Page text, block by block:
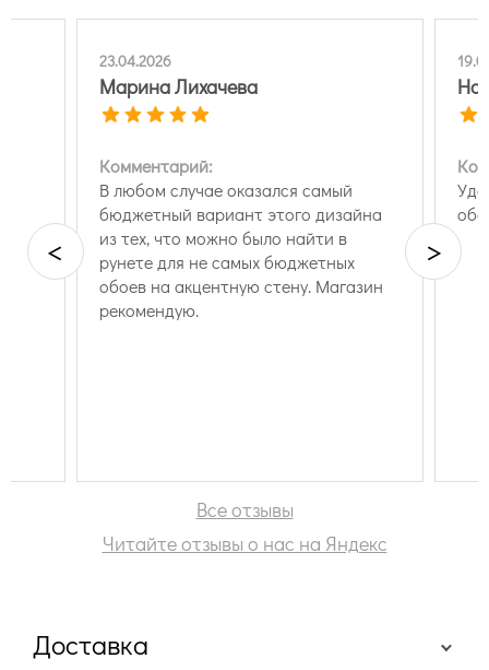
23.04.2026
Марина Лихачева
Комментарий:
В любом случае оказался самый
бюджетный вариант этого дизайна
из тех, что можно было найти в
рунете для не самых бюджетных
обоев на акцентную стену. Магазин
рекомендую.
< >
Все отзывы
Читайте отзывы о нас на Яндекс
Доставка